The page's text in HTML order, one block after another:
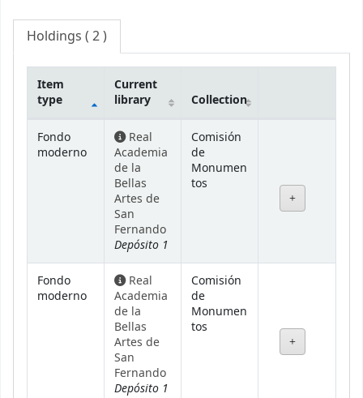
Holdings ( 2 )
Holdings
Item
type
Current
library
Collection
Fondo
moderno
Real
Academia
de la
Bellas
Artes de
San
Fernando
Depósito 1
Comisión
de
Monumen
tos
Fondo
moderno
Real
Academia
de la
Bellas
Artes de
San
Fernando
Depósito 1
Comisión
de
Monumen
tos